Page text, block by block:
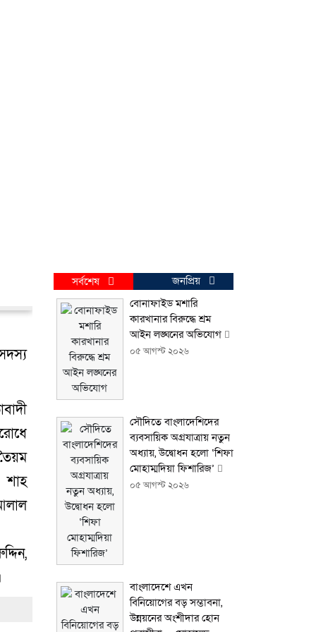
সর্বশেষ
জনপ্রিয়
বোনাফাইড মশারি
কারখানার বিরুদ্ধে শ্রম
আইন লঙ্ঘনের অভিযোগ
০৫ আগস্ট ২০২৬
সৌদিতে বাংলাদেশিদের
ব্যবসায়িক অগ্রযাত্রায় নতুন
অধ্যায়, উদ্বোধন হলো ‘শিফা
মোহাম্মদিয়া ফিশারিজ’
০৫ আগস্ট ২০২৬
বাংলাদেশে এখন
বিনিয়োগের বড় সম্ভাবনা,
উন্নয়নের অংশীদার হোন